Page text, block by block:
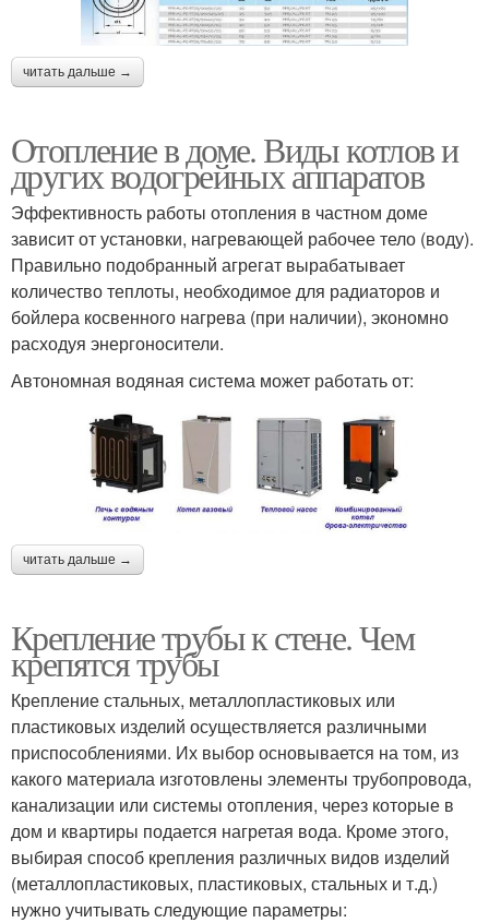
читать дальше →
Отопление в доме. Виды котлов и
других водогрейных аппаратов
Эффективность работы отопления в частном доме
зависит от установки, нагревающей рабочее тело (воду).
Правильно подобранный агрегат вырабатывает
количество теплоты, необходимое для радиаторов и
бойлера косвенного нагрева (при наличии), экономно
расходуя энергоносители.
Автономная водяная система может работать от:
читать дальше →
Крепление трубы к стене. Чем
крепятся трубы
Крепление стальных, металлопластиковых или
пластиковых изделий осуществляется различными
приспособлениями. Их выбор основывается на том, из
какого материала изготовлены элементы трубопровода,
канализации или системы отопления, через которые в
дом и квартиры подается нагретая вода. Кроме этого,
выбирая способ крепления различных видов изделий
(металлопластиковых, пластиковых, стальных и т.д.)
нужно учитывать следующие параметры: